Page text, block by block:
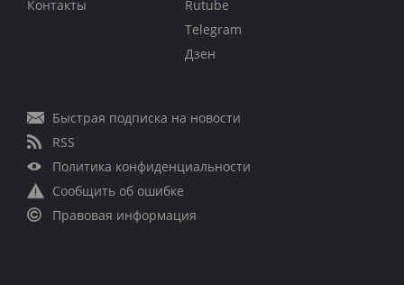
Контакты
Rutube
Telegram
Дзен
Быстрая подписка на новости
RSS
Политика конфиденциальности
Сообщить об ошибке
Правовая информация